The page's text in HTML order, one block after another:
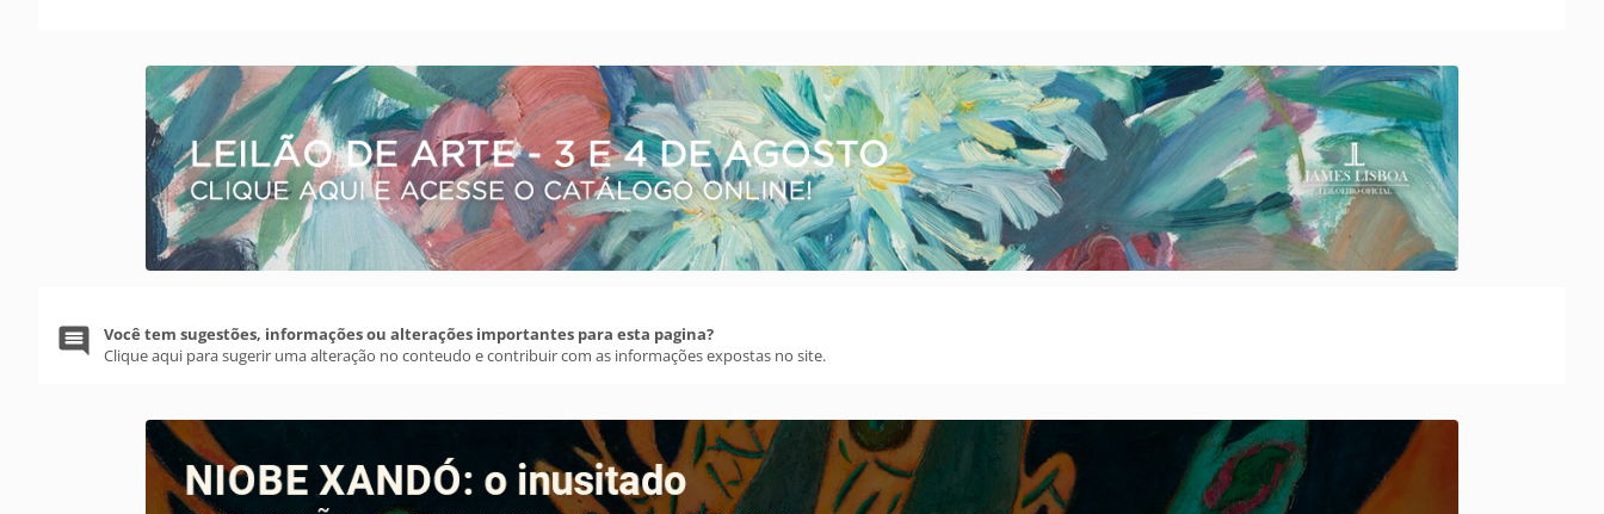
Você tem sugestões, informações ou alterações importantes para esta pagina?
Clique aqui para sugerir uma alteração no conteudo e contribuir com as informações expostas no site.